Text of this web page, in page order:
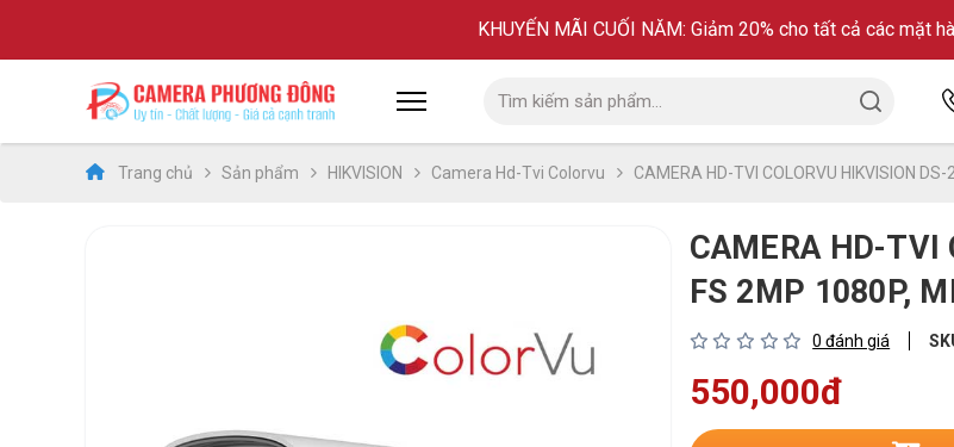
KHUYẾN MÃI CUỐI NĂM: Giảm 20% cho tất cả các mặt
Trang chủ Sản phẩm HIKVISION Camera Hd-Tvi Colorvu CAMERA HD-TVI COLORVU HIKVISION
CAMERA HD-TVI
FS 2MP 1080P,
0 đánh giá
550,000đ